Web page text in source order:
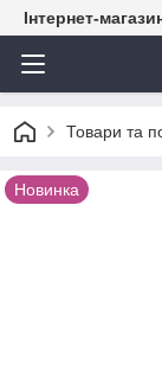
Інтернет-
Товари та
Новинка